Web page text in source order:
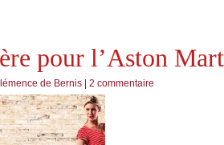
pour l’Aston
de Bernis 2 commentaire